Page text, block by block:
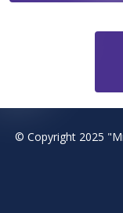
© Copyright 2025